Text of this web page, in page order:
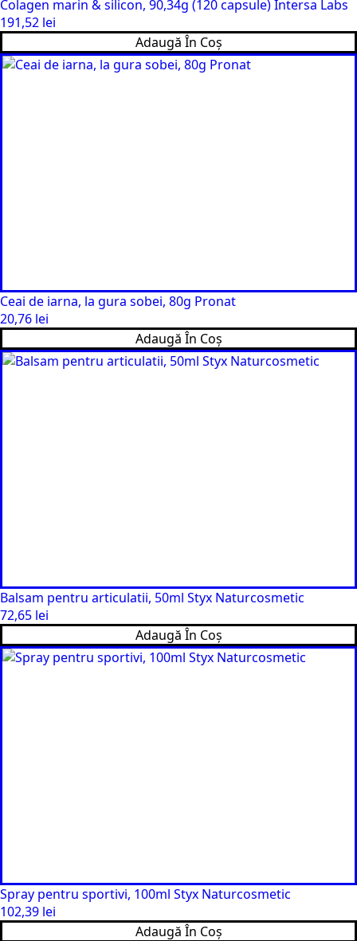
Colagen marin & silicon, 90,34g (120 capsule) Intersa Labs
191,52 lei
Adaugă În Coș
Ceai de iarna, la gura sobei, 80g Pronat
20,76 lei
Adaugă În Coș
Balsam pentru articulatii, 50ml Styx Naturcosmetic
72,65 lei
Adaugă În Coș
Spray pentru sportivi, 100ml Styx Naturcosmetic
102,39 lei
Adaugă În Coș